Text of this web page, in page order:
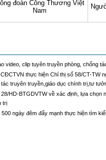
đoàn Công Thương Việt
Nam
video, clip tuyên truyền phòng, chống
thực hiện Chỉ thị số 58/CT-TW
truyên truyền,giáo dục chính trị,tư
HD-BTGDVTW về xác định, lựa chọn
trị
ngày đêm đẩy mạnh thực hiện tìm